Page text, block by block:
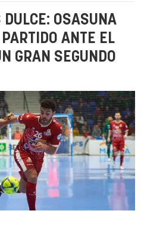
DULCE: OSASUNA
ANTE EL
GRAN SEGUNDO